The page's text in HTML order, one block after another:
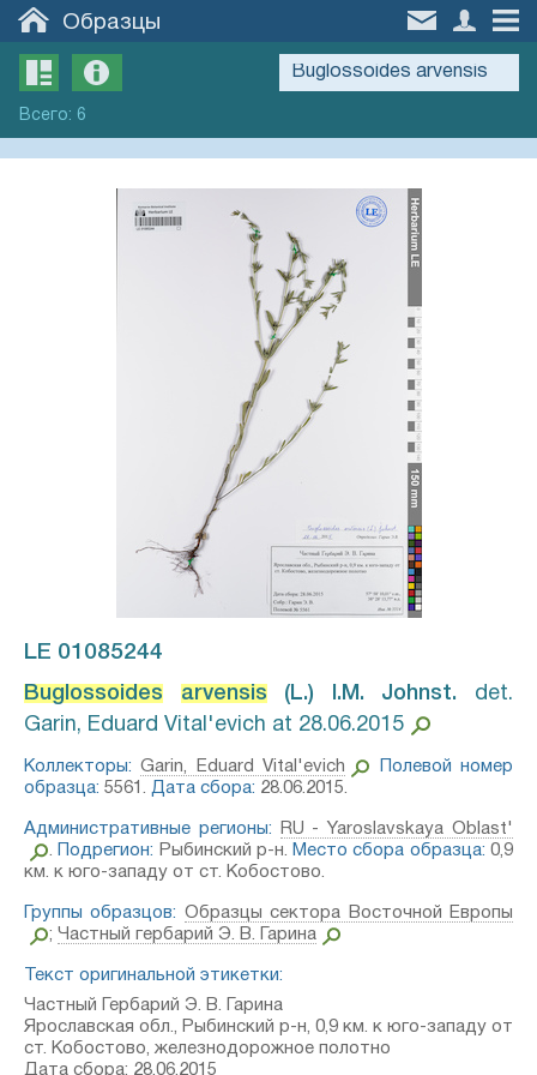
Образцы
Всего: 6
LE 01085244
Buglossoides arvensis (L.) I.M. Johnst.⁣
det.
Garin, Eduard Vital'evich at 28.06.2015
Коллекторы: Garin, Eduard Vital'evich
Полевой номер
образца: 5561. Дата сбора: 28.06.2015.
Административные регионы:
RU - Yaroslavskaya Oblast'
.
Подрегион: Рыбинский р-н. Место сбора образца: 0,9
км. к юго-западу от ст. Кобостово.
Группы образцов: Образцы сектора Восточной Европы
; Частный гербарий Э. В. Гарина
Текст оригинальной этикетки:
Частный Гербарий Э. В. Гарина
Ярославская обл., Рыбинский р-н, 0,9 км. к юго-западу от
ст. Кобостово, железнодорожное полотно
Дата сбора: 28.06.2015